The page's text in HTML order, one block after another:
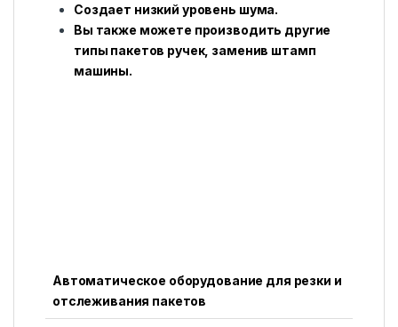
Создает низкий уровень шума.
Вы также можете производить другие
типы пакетов ручек, заменив штамп
машины.
Автоматическое оборудование для резки и
отслеживания пакетов